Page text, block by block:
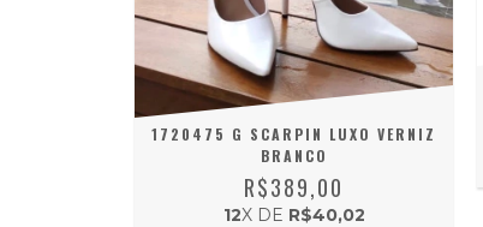
1720475 G SCARPIN LUXO VERNIZ
BRANCO
R$389,00
12X DE R$40,02